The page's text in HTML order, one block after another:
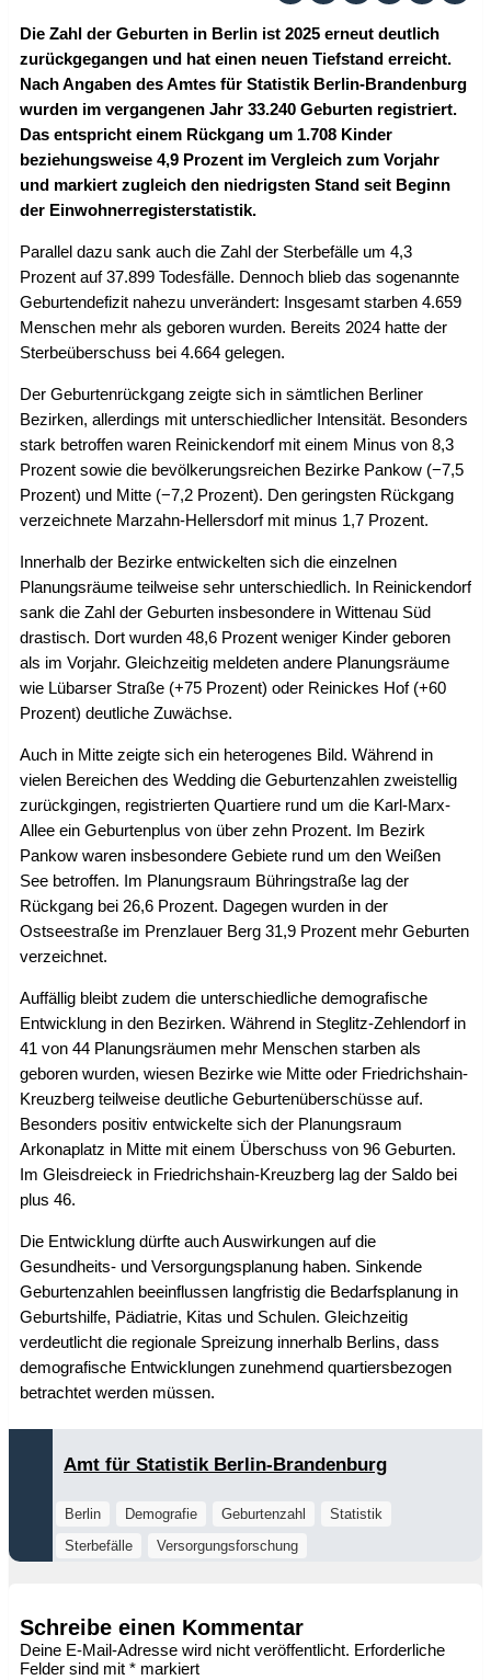
Die Zahl der Geburten in Berlin ist 2025 erneut deutlich
zurückgegangen und hat einen neuen Tiefstand erreicht.
Nach Angaben des Amtes für Statistik Berlin-Brandenburg
wurden im vergangenen Jahr 33.240 Geburten registriert.
Das entspricht einem Rückgang um 1.708 Kinder
beziehungsweise 4,9 Prozent im Vergleich zum Vorjahr
und markiert zugleich den niedrigsten Stand seit Beginn
der Einwohnerregisterstatistik.
Parallel dazu sank auch die Zahl der Sterbefälle um 4,3
Prozent auf 37.899 Todesfälle. Dennoch blieb das sogenannte
Geburtendefizit nahezu unverändert: Insgesamt starben 4.659
Menschen mehr als geboren wurden. Bereits 2024 hatte der
Sterbeüberschuss bei 4.664 gelegen.
Der Geburtenrückgang zeigte sich in sämtlichen Berliner
Bezirken, allerdings mit unterschiedlicher Intensität. Besonders
stark betroffen waren Reinickendorf mit einem Minus von 8,3
Prozent sowie die bevölkerungsreichen Bezirke Pankow (−7,5
Prozent) und Mitte (−7,2 Prozent). Den geringsten Rückgang
verzeichnete Marzahn-Hellersdorf mit minus 1,7 Prozent.
Innerhalb der Bezirke entwickelten sich die einzelnen
Planungsräume teilweise sehr unterschiedlich. In Reinickendorf
sank die Zahl der Geburten insbesondere in Wittenau Süd
drastisch. Dort wurden 48,6 Prozent weniger Kinder geboren
als im Vorjahr. Gleichzeitig meldeten andere Planungsräume
wie Lübarser Straße (+75 Prozent) oder Reinickes Hof (+60
Prozent) deutliche Zuwächse.
Auch in Mitte zeigte sich ein heterogenes Bild. Während in
vielen Bereichen des Wedding die Geburtenzahlen zweistellig
zurückgingen, registrierten Quartiere rund um die Karl-Marx-
Allee ein Geburtenplus von über zehn Prozent. Im Bezirk
Pankow waren insbesondere Gebiete rund um den Weißen
See betroffen. Im Planungsraum Bühringstraße lag der
Rückgang bei 26,6 Prozent. Dagegen wurden in der
Ostseestraße im Prenzlauer Berg 31,9 Prozent mehr Geburten
verzeichnet.
Auffällig bleibt zudem die unterschiedliche demografische
Entwicklung in den Bezirken. Während in Steglitz-Zehlendorf in
41 von 44 Planungsräumen mehr Menschen starben als
geboren wurden, wiesen Bezirke wie Mitte oder Friedrichshain-
Kreuzberg teilweise deutliche Geburtenüberschüsse auf.
Besonders positiv entwickelte sich der Planungsraum
Arkonaplatz in Mitte mit einem Überschuss von 96 Geburten.
Im Gleisdreieck in Friedrichshain-Kreuzberg lag der Saldo bei
plus 46.
Die Entwicklung dürfte auch Auswirkungen auf die
Gesundheits- und Versorgungsplanung haben. Sinkende
Geburtenzahlen beeinflussen langfristig die Bedarfsplanung in
Geburtshilfe, Pädiatrie, Kitas und Schulen. Gleichzeitig
verdeutlicht die regionale Spreizung innerhalb Berlins, dass
demografische Entwicklungen zunehmend quartiersbezogen
betrachtet werden müssen.
Amt für Statistik Berlin-Brandenburg
Berlin Demografie Geburtenzahl
Statistik
Sterbefälle
Versorgungsforschung
Schreibe einen Kommentar
Deine E-Mail-Adresse wird nicht veröffentlicht. Erforderliche
Felder sind mit * markiert